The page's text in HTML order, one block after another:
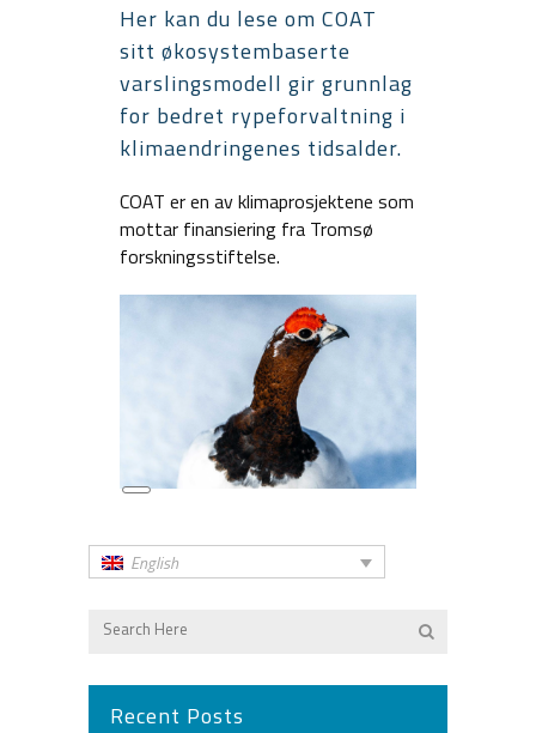
Her kan du lese om COAT
sitt økosystembaserte
varslingsmodell gir grunnlag
for bedret rypeforvaltning i
klimaendringenes tidsalder.
COAT er en av klimaprosjektene som
mottar finansiering fra Tromsø
forskningsstiftelse.
English
Recent Posts